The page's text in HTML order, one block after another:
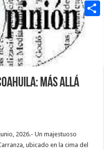
más allá
2026.- Un majestuoso
ubicado en la cima del